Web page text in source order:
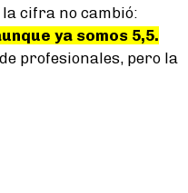
la cifra no cambió:
ya somos 5,5.
profesionales, pero la